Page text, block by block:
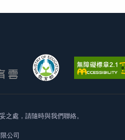
之處，請隨時與我們聯絡。
公司